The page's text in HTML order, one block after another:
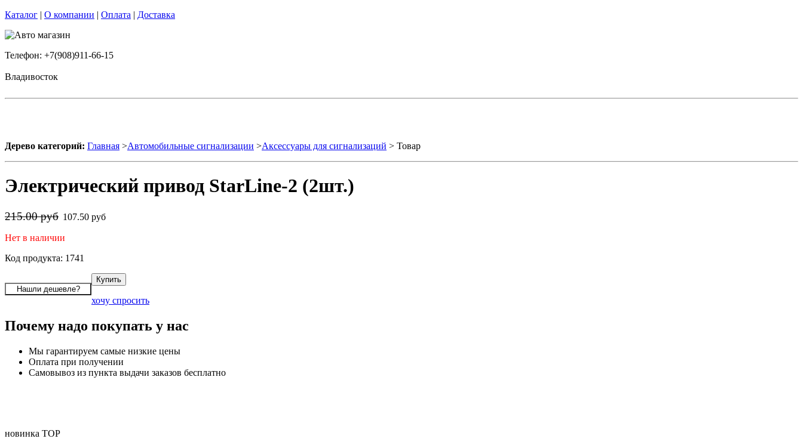
Каталог | О компании | Оплата | Доставка
Телефон: +7(908)911-66-15
Владивосток
Дерево категорий: Главная >Автомобильные сигнализации >Аксессуары для сигнализаций > Товар
Электрический привод StarLine-2 (2шт.)
215.00 руб 107.50 руб
Нет в наличии
Код продукта: 1741
хочу спросить
Почему надо покупать у нас
Мы гарантируем самые низкие цены
Оплата при получении
Самовывоз из пункта выдачи заказов бесплатно
новинка TOP